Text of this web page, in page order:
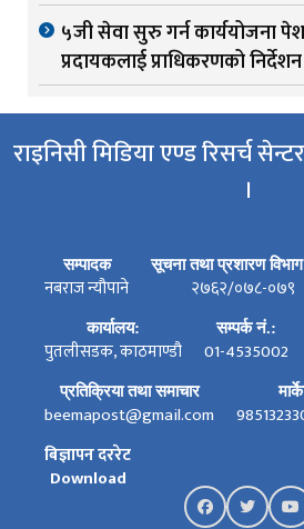
५जी सेवा सुरु गर्न कार्ययोजना
प्रदायकलाई प्राधिकरणको निर्देशन
राइनिसी मिडिया एण्ड रिसर्च सेन्टर
।
सम्पादक
नबराज न्यौपाने
सूचना तथा प्रशारण विभाग
२७६२/०७८-०७९
कार्यालय:
पुतलीसडक, काठमाण्डौ
सम्पर्क नं.:
01-4535002
प्रतिक्रिया तथा समाचार
beemapost@gmail.com
बिज्ञापन दररेट
Download